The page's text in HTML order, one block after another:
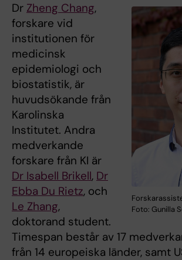
Foto: Gunilla
Dr Zheng Chang,
forskare vid
institutionen för
medicinsk
epidemiologi och
biostatistik, är
huvudsökande från
Karolinska
Institutet. Andra
medverkande
forskare från KI är
Dr Isabell Brikell, Dr
Ebba Du Rietz, och
Le Zhang,
doktorand student.
Timespan består av 17
från 14 europeiska länder, samt